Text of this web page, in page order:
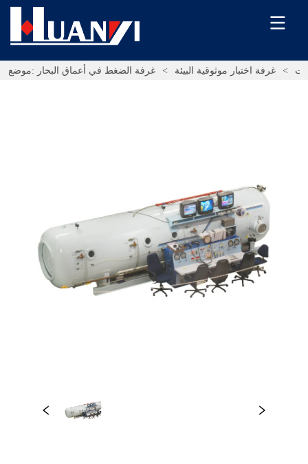
موضع: > غرفة اختبار موثوقية البيئة > غرفة الضغط في أعماق البحار